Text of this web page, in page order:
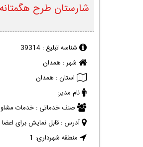
شارستان طرح هگمتانه
شناسه تبلیغ : 39314
شهر : همدان
استان : همدان
نام مدیر:
صنف خدماتی : خدمات
آدرس : قابل نمایش برای اعضا
منطقه شهرداری: 1